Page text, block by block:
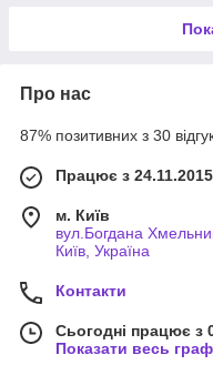
Про нас
87% позитивних з 30
Працює з 24.11.2015
м. Київ
вул.Богдана
Київ, Україна
Контакти
Сьогодні працює з
Показати весь